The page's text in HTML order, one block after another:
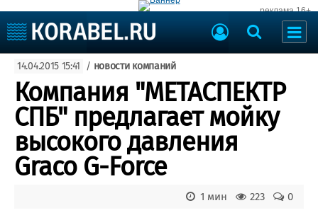
реклама 16+
Судоходство
Судоремонт
События
Пресс-релизы
Порты
ВМФ
Образование
Яхты и катера
Еще
14.04.2015 15:41 / новости компаний
Компания "МЕТАСПЕКТР
СПБ" предлагает мойку
высокого давления
Graco G-Force
0
223
1 мин